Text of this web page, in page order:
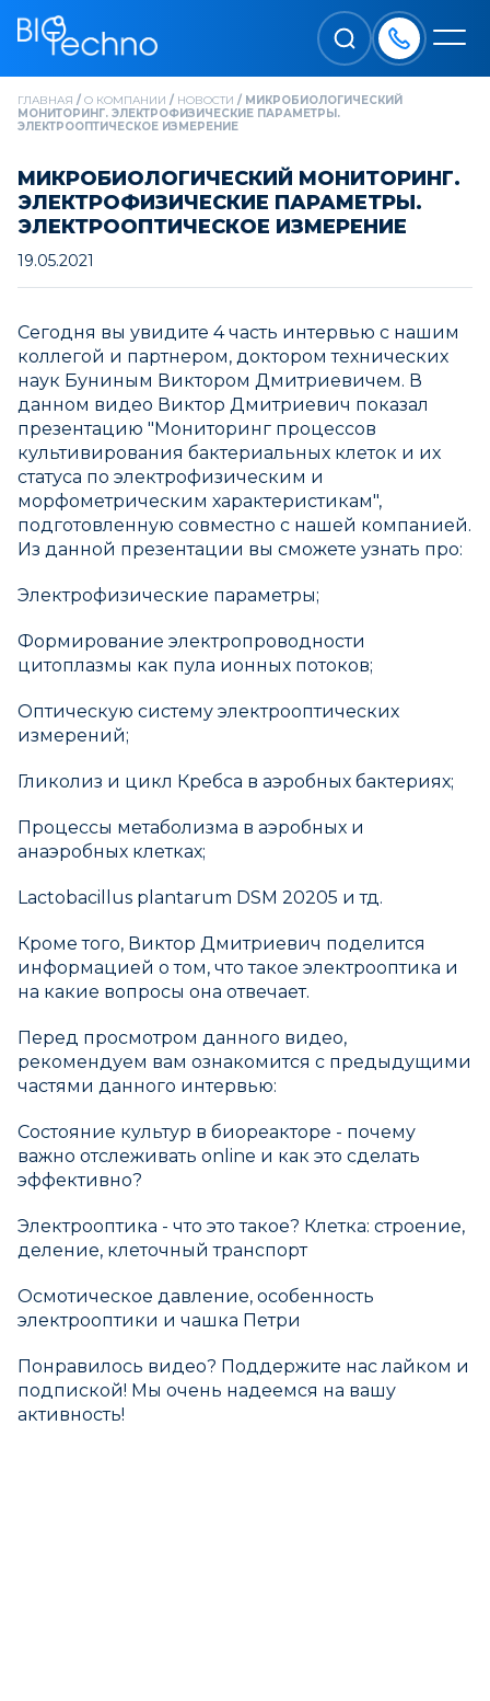
ГЛАВНАЯ / О КОМПАНИИ / НОВОСТИ / МИКРОБИОЛОГИЧЕСКИЙ
МОНИТОРИНГ. ЭЛЕКТРОФИЗИЧЕСКИЕ ПАРАМЕТРЫ.
ЭЛЕКТРООПТИЧЕСКОЕ ИЗМЕРЕНИЕ
МИКРОБИОЛОГИЧЕСКИЙ МОНИТОРИНГ.
ЭЛЕКТРОФИЗИЧЕСКИЕ ПАРАМЕТРЫ.
ЭЛЕКТРООПТИЧЕСКОЕ ИЗМЕРЕНИЕ
19.05.2021
Сегодня вы увидите 4 часть интервью с нашим
коллегой и партнером, доктором технических
наук Буниным Виктором Дмитриевичем. В
данном видео Виктор Дмитриевич показал
презентацию "Мониторинг процессов
культивирования бактериальных клеток и их
статуса по электрофизическим и
морфометрическим характеристикам",
подготовленную совместно с нашей компанией.
Из данной презентации вы сможете узнать про:
Электрофизические параметры;
Формирование электропроводности
цитоплазмы как пула ионных потоков;
Оптическую систему электрооптических
измерений;
Гликолиз и цикл Кребса в аэробных бактериях;
Процессы метаболизма в аэробных и
анаэробных клетках;
Lactobacillus plantarum DSM 20205 и тд.
Кроме того, Виктор Дмитриевич поделится
информацией о том, что такое электрооптика и
на какие вопросы она отвечает.
Перед просмотром данного видео,
рекомендуем вам ознакомится с предыдущими
частями данного интервью:
Состояние культур в биореакторе - почему
важно отслеживать online и как это сделать
эффективно?
Электрооптика - что это такое? Клетка: строение,
деление, клеточный транспорт
Осмотическое давление, особенность
электрооптики и чашка Петри
Понравилось видео? Поддержите нас лайком и
подпиской! Мы очень надеемся на вашу
активность!